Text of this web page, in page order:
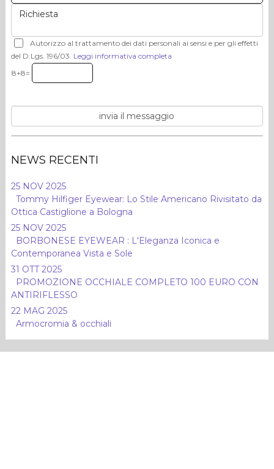
Autorizzo al trattamento dei dati personali ai sensi e per gli effetti
del D.Lgs. 196/03. Leggi informativa completa
8+8=
NEWS RECENTI
25 NOV 2025
Tommy Hilfiger Eyewear: Lo Stile Americano Rivisitato da
Ottica Castiglione a Bologna
25 NOV 2025
BORBONESE EYEWEAR : L'Eleganza Iconica e
Contemporanea Vista e Sole
31 OTT 2025
PROMOZIONE OCCHIALE COMPLETO 100 EURO CON
ANTIRIFLESSO
22 MAG 2025
Armocromia & occhiali